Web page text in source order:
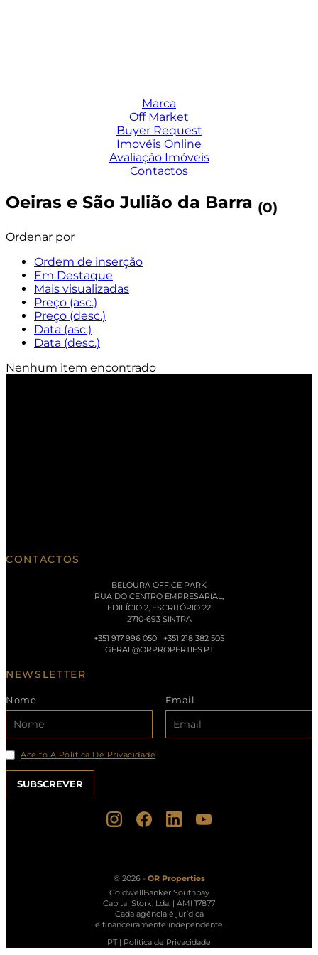
Marca
Off Market
Buyer Request
Imovéis Online
Avaliação Imóveis
Contactos
Oeiras e São Julião da Barra (0)
Ordenar por
Ordem de inserção
Em Destaque
Mais visualizadas
Preço (asc.)
Preço (desc.)
Data (asc.)
Data (desc.)
Nenhum item encontrado
CONTACTOS
BELOURA OFFICE PARK
RUA DO CENTRO EMPRESARIAL,
EDIFÍCIO 2, ESCRITÓRIO 22
2710-693 SINTRA
+351 917 996 050 | +351 218 382 505
GERAL@ORPROPERTIES.PT
NEWSLETTER
Nome Email
Aceito A Política De Privacidade
© 2026 - OR Properties
ColdwellBanker Southbay
Capital Stork, Lda. | AMI 17877
Cada agência é jurídica
e financeiramente independente
PT| Política de Privacidade